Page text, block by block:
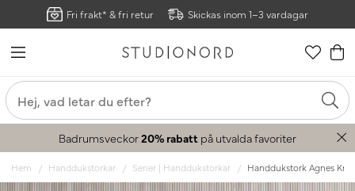
Fri frakt* & fri retur Skickas inom 1–3 vardagar
Badrumsveckor20% rabatt på utvalda favoriter
Hem Handdukstorkar Serier | Handdukstorkar Handdukstork Agnes